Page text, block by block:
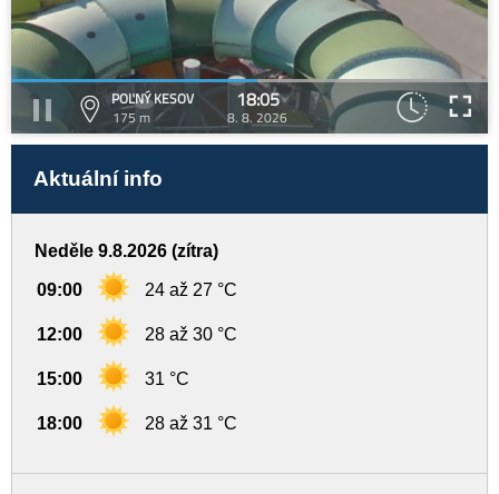
POĽNÝ KESOV
175 m
18:05
8. 8. 2026
Aktuální info
Neděle 9.8.2026 (zítra)
09:00 24 až 27 °C
12:00 28 až 30 °C
15:00 31 °C
18:00 28 až 31 °C